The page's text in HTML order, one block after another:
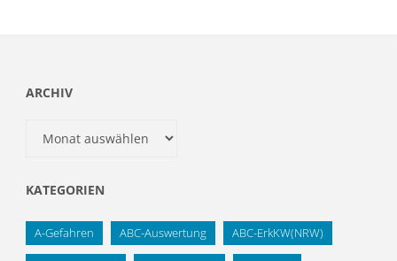
ARCHIV
KATEGORIEN
A-Gefahren ABC-Auswertung ABC-ErkKW(NRW)